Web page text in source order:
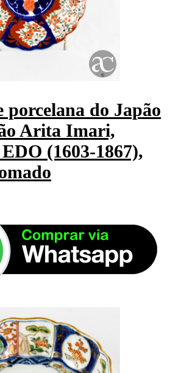
porcelana do Japão
Arita Imari,
(1603-1867),